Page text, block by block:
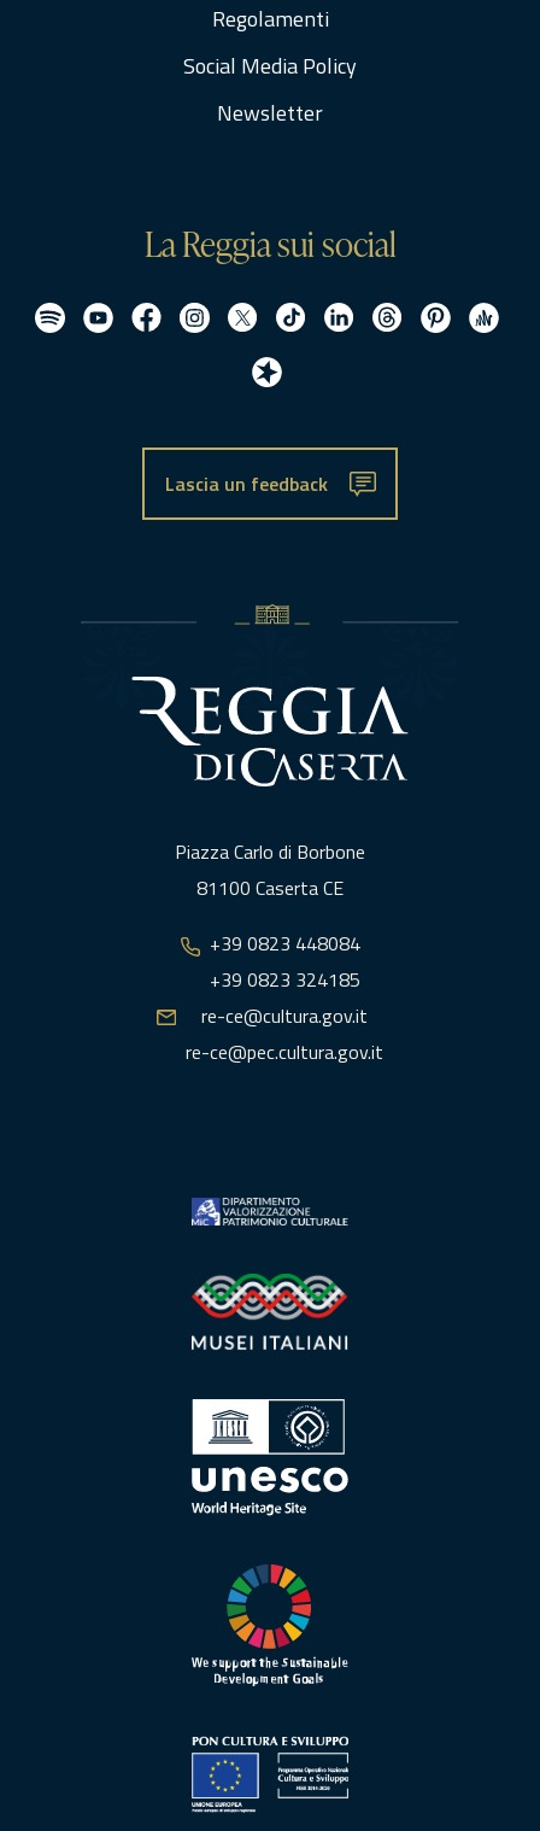
Regolamenti
Social Media Policy
Newsletter
La Reggia sui social
Lascia un feedback
Piazza Carlo di Borbone
81100 Caserta CE
+39 0823 448084
+39 0823 324185
re-ce@cultura.gov.it
re-ce@pec.cultura.gov.it